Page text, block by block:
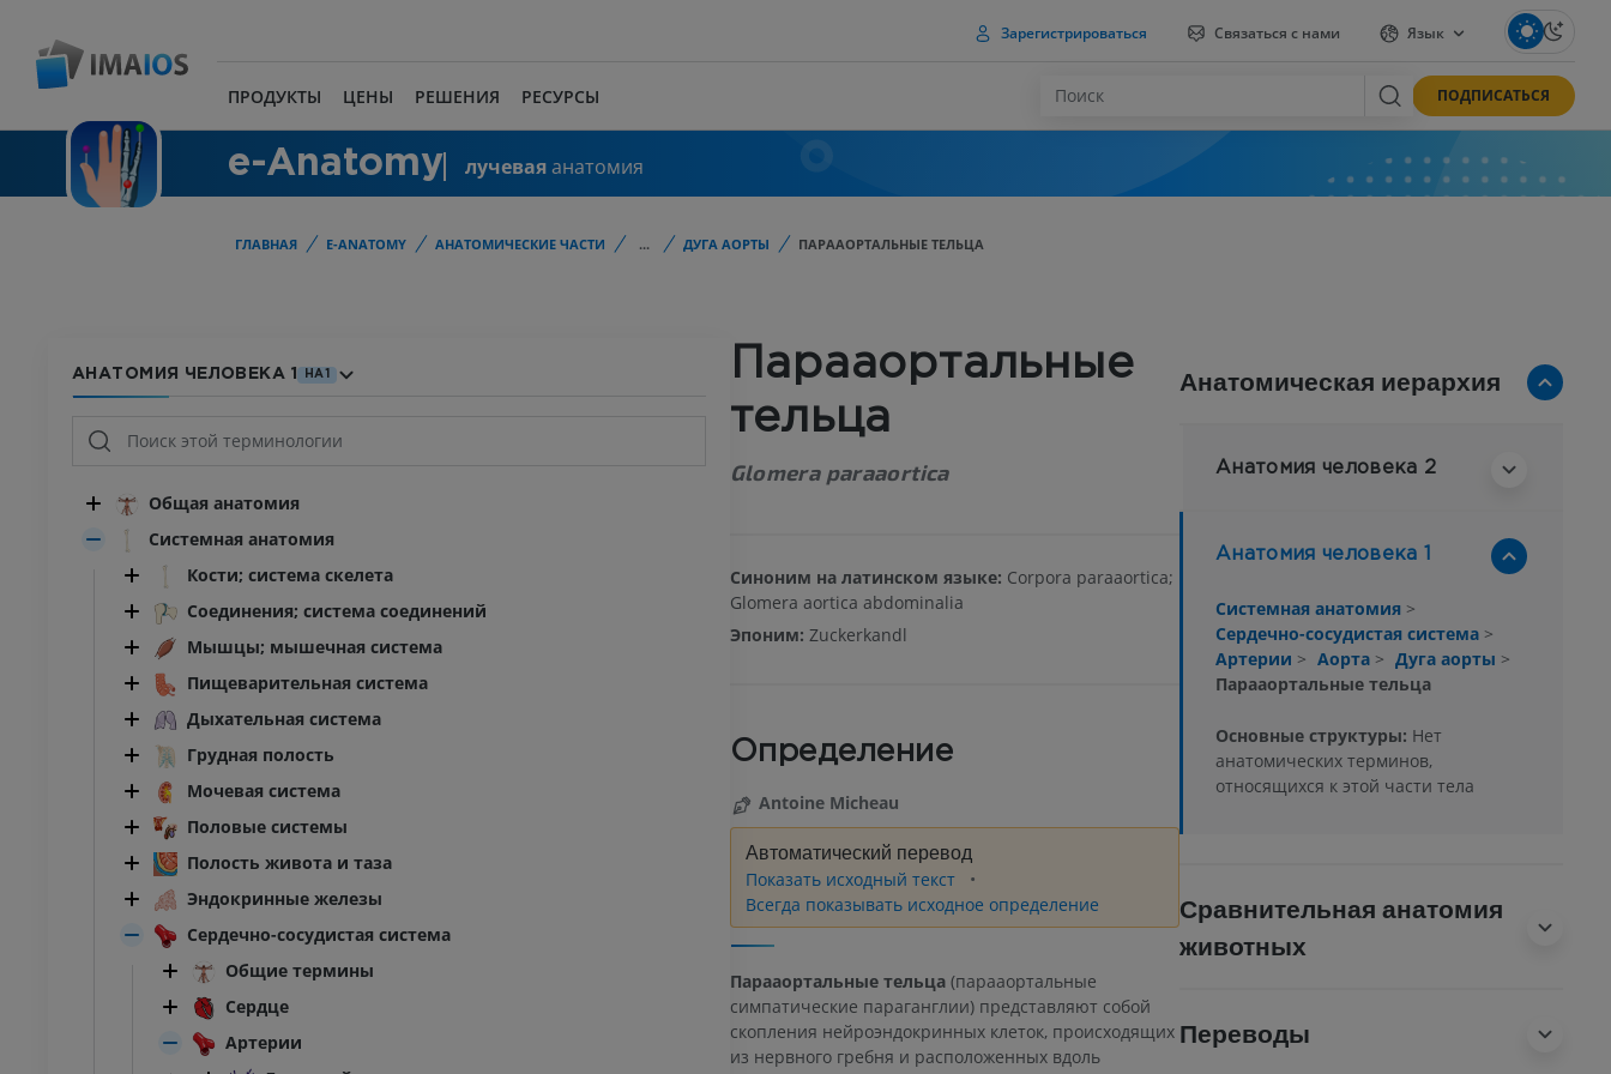
Зарегистрироваться Связаться с нами Язык
ПРОДУКТЫ ЦЕНЫ РЕШЕНИЯ РЕСУРСЫ ПОДПИСАТЬСЯ
e-Anatomy лучеваяанатомия
ГЛАВНАЯ E-ANATOMY АНАТОМИЧЕСКИЕ ЧАСТИ ... ДУГА АОРТЫ ПАРААОРТАЛЬНЫЕ ТЕЛЬЦА
АНАТОМИЯ ЧЕЛОВЕКА 1 HA1
Общая анатомия
Системная анатомия
Кости; система скелета
Соединения; система соединений
Мышцы; мышечная система
Пищеварительная система
Дыхательная система
Грудная полость
Мочевая система
Половые системы
Полость живота и таза
Эндокринные железы
Сердечно-сосудистая система
Общие термины
Сердце
Артерии
Парааортальные
тельца
Glomera paraaortica
Синоним на латинском языке: Corpora paraaortica;
Glomera aortica abdominalia
Эпоним: Zuckerkandl
Определение
Antoine Micheau
Автоматический перевод
Показать исходный текст
Всегда показывать исходное определение
Парааортальные тельца(парааортальные
симпатические параганглии) представляют собой
скопления нейроэндокринных клеток, происходящих
из нервного гребня и расположенных вдоль
Анатомическая иерархия
Анатомия человека 2
Анатомия человека 1
Системная анатомия >
Сердечно-сосудистая система >
Артерии > Аорта > Дуга аорты >
Парааортальные тельца
Основные структуры: Нет
анатомических терминов,
относящихся к этой части тела
Сравнительная анатомия
животных
Переводы